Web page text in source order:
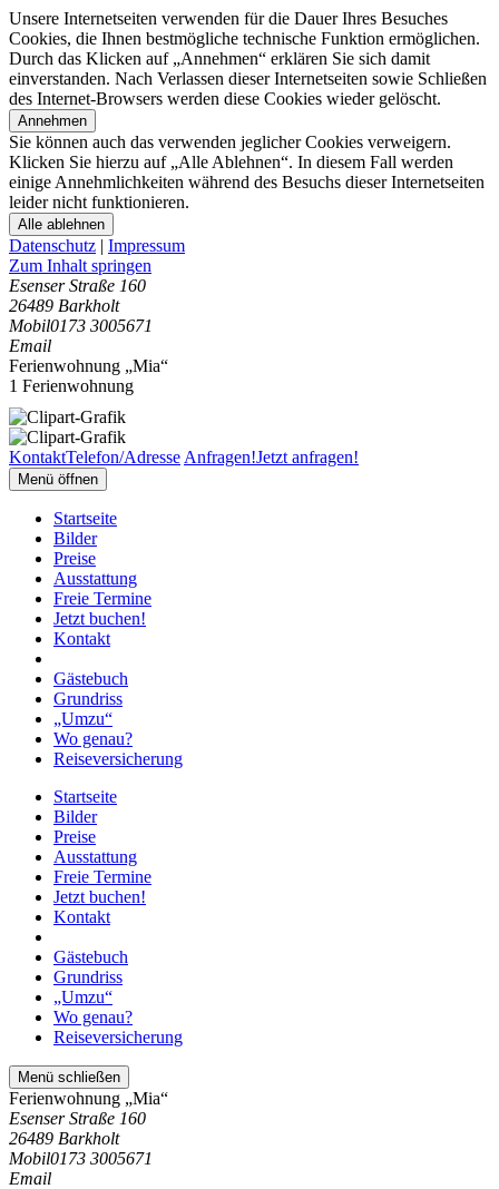
Unsere Internetseiten verwenden für die Dauer Ihres Besuches
Cookies, die Ihnen bestmögliche technische Funktion ermöglichen.
Durch das Klicken auf „Annehmen“ erklären Sie sich damit
einverstanden. Nach Verlassen dieser Internetseiten sowie Schließen
des Internet-Browsers werden diese Cookies wieder gelöscht.
Annehmen
Sie können auch das verwenden jeglicher Cookies verweigern.
Klicken Sie hierzu auf „Alle Ablehnen“. In diesem Fall werden
einige Annehmlichkeiten während des Besuchs dieser Internetseiten
leider nicht funktionieren.
Alle ablehnen
Datenschutz | Impressum
Zum Inhalt springen
Esenser Straße 160
26489 Barkholt
Mobil0173 3005671
Email
Ferienwohnung „Mia“
1 Ferienwohnung
KontaktTelefon/Adresse Anfragen!Jetzt anfragen!
Menü öffnen
Startseite
Bilder
Preise
Ausstattung
Freie Termine
Jetzt buchen!
Kontakt
Gästebuch
Grundriss
„Umzu“
Wo genau?
Reiseversicherung
Startseite
Bilder
Preise
Ausstattung
Freie Termine
Jetzt buchen!
Kontakt
Gästebuch
Grundriss
„Umzu“
Wo genau?
Reiseversicherung
Menü schließen
Ferienwohnung „Mia“
Esenser Straße 160
26489 Barkholt
Mobil0173 3005671
Email